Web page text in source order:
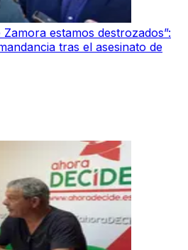
estamos destrozados”:
tras el asesinato de